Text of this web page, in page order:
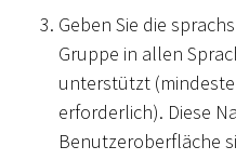
Geben Sie die
Gruppe in allen
unterstützt
erforderlich). Diese
Benutzeroberfläche